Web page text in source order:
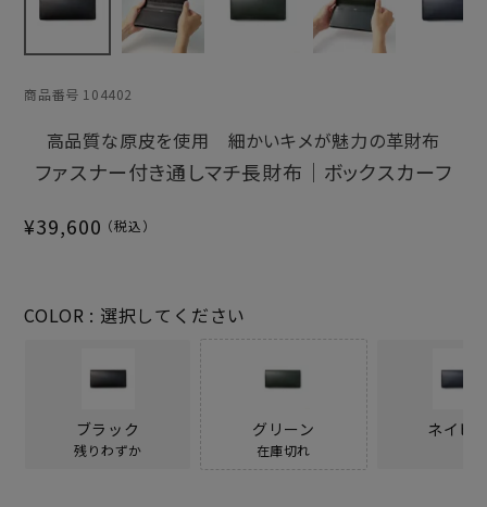
商品番号 104402
高品質な原皮を使用 細かいキメが魅力の革財布
ファスナー付き通しマチ長財布｜ボックスカーフ
¥39,600
COLOR 選択してください
ブラック
残りわずか
グリーン
在庫切れ
ネイビ